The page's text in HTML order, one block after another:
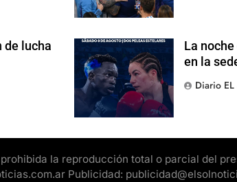
de lucha
La
en la
Diario EL
la reproducción total o parcial del
Publicidad: